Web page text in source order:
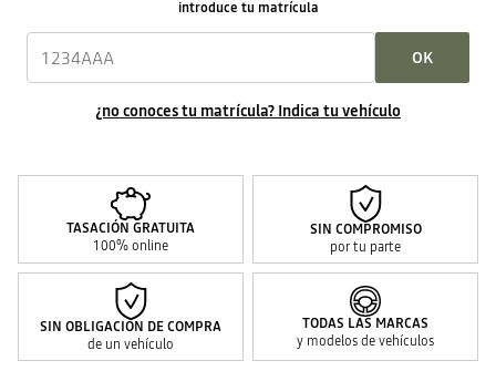
introduce tu matrícula
OK
¿no conoces tu matrícula? Indica tu vehículo
TASACIÓN GRATUITA
100% online
SIN COMPROMISO
por tu parte
SIN OBLIGACIÓN DE COMPRA
de un vehículo
TODAS LAS MARCAS
y modelos de vehículos